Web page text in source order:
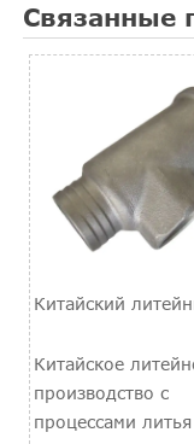
Связанные
Китайский
Китайское
производство с
процессами